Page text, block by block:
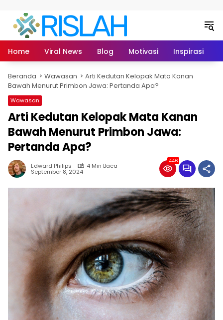
Home Viral News Blog Motivasi Inspirasi
Beranda Wawasan
Arti Kedutan Kelopak Mata Kanan
Bawah Menurut Primbon Jawa: Pertanda Apa?
Wawasan
Arti Kedutan Kelopak Mata Kanan
Bawah Menurut Primbon Jawa:
Pertanda Apa?
Edward Philips 4 Min Baca
September 8, 2024
446